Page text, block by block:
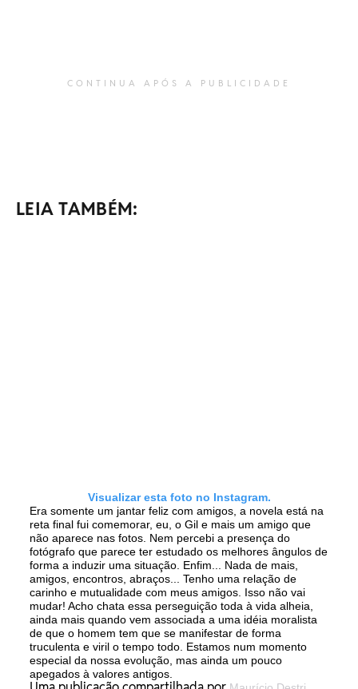
CONTINUA APÓS A PUBLICIDADE
LEIA TAMBÉM:
Visualizar esta foto no Instagram.
Era somente um jantar feliz com amigos, a novela está na
reta final fui comemorar, eu, o Gil e mais um amigo que
não aparece nas fotos. Nem percebi a presença do
fotógrafo que parece ter estudado os melhores ângulos de
forma a induzir uma situação. Enfim... Nada de mais,
amigos, encontros, abraços... Tenho uma relação de
carinho e mutualidade com meus amigos. Isso não vai
mudar! Acho chata essa perseguição toda à vida alheia,
ainda mais quando vem associada a uma idéia moralista
de que o homem tem que se manifestar de forma
truculenta e viril o tempo todo. Estamos num momento
especial da nossa evolução, mas ainda um pouco
apegados à valores antigos.